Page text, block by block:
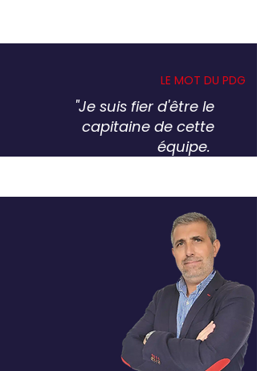
LE MOT DU PDG
"Je suis fier d'être le
capitaine de cette
équipe.